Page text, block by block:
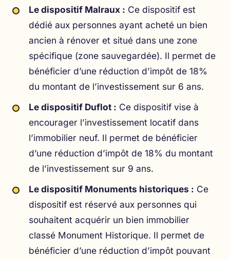
Le dispositif Malraux : Ce dispositif est
dédié aux personnes ayant acheté un bien
ancien à rénover et situé dans une zone
spécifique (zone sauvegardée). Il permet de
bénéficier d’une réduction d’impôt de 18%
du montant de l’investissement sur 6 ans.
Le dispositif Duflot : Ce dispositif vise à
encourager l’investissement locatif dans
l’immobilier neuf. Il permet de bénéficier
d’une réduction d’impôt de 18% du montant
de l’investissement sur 9 ans.
Le dispositif Monuments historiques : Ce
dispositif est réservé aux personnes qui
souhaitent acquérir un bien immobilier
classé Monument Historique. Il permet de
bénéficier d’une réduction d’impôt pouvant